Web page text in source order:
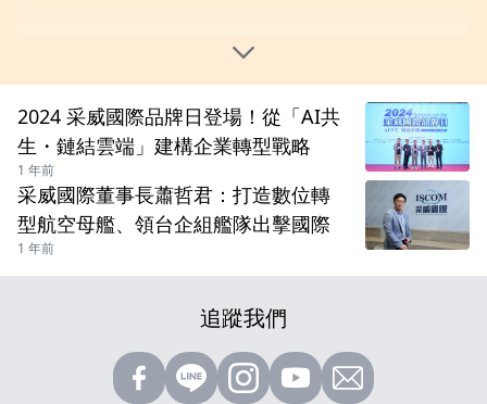
2024 采威國際品牌日登場！從「AI共
生・鏈結雲端」建構企業轉型戰略
1 年前
采威國際董事長蕭哲君：打造數位轉
型航空母艦、領台企組艦隊出擊國際
1 年前
追蹤我們